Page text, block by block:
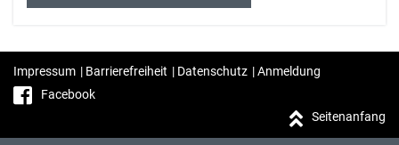
Impressum | Barrierefreiheit | Datenschutz |Anmeldung
Facebook
Seitenanfang